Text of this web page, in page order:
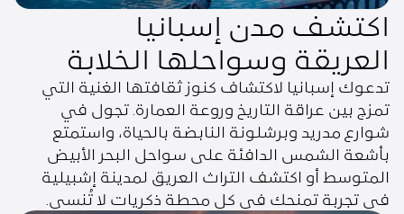
اكتشف مدن إسبانيا
العريقة وسواحلها الخلابة
تدعوك إسبانيا لاكتشاف كنوز ثقافتها الغنية التي
تمزج بين عراقة التاريخ وروعة العمارة. تجول في
شوارع مدريد وبرشلونة النابضة بالحياة، واستمتع
بأشعة الشمس الدافئة على سواحل البحر الأبيض
المتوسط أو اكتشف التراث العريق لمدينة إشبيلية
في تجربة تمنحك في كل محطة ذكريات لا تُنسى.